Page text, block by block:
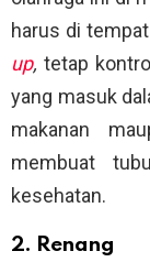
harus di tempat
up,tetap
yang masuk
makanan
membuat
kesehatan.
2. Renang